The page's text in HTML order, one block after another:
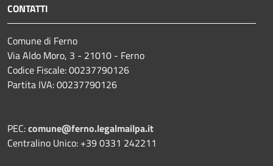
CONTATTI
Comune di Ferno
Via Aldo Moro, 3 - 21010 - Ferno
Codice Fiscale: 00237790126
Partita IVA: 00237790126
PEC:comune@ferno.legalmailpa.it
Centralino Unico: +39 0331 242211